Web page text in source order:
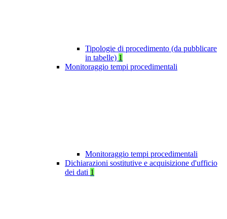
Tipologie di procedimento (da pubblicare
in tabelle) 1
Monitoraggio tempi procedimentali
Monitoraggio tempi procedimentali
Dichiarazioni sostitutive e acquisizione d'ufficio
dei dati 1